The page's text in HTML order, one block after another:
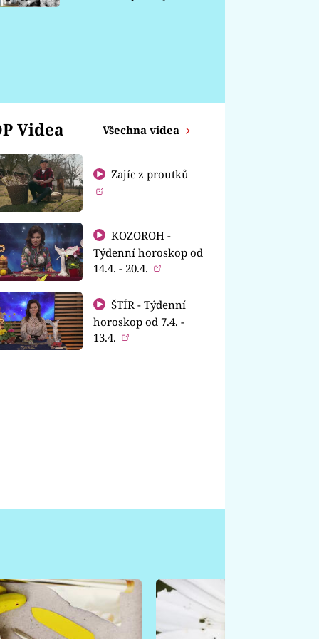
Videa Všechna videa
Zajíc z proutků
KOZOROH -
Týdenní horoskop od
14.4. - 20.4.
ŠTÍR - Týdenní
horoskop od 7.4. -
13.4.